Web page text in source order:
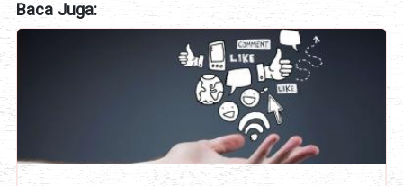
Baca Juga: